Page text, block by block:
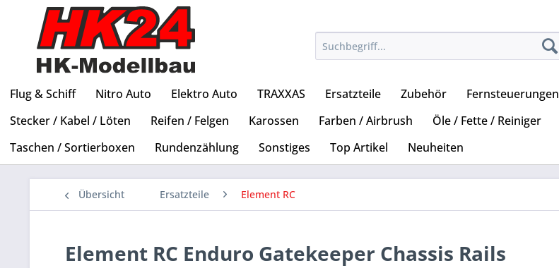
Flug & Schiff Nitro Auto Elektro Auto TRAXXAS Ersatzteile Zubehör Fernsteuerungen
Stecker / Kabel / Löten
Reifen / Felgen Karossen Farben / Airbrush Öle / Fette / Reiniger
Taschen / Sortierboxen
Rundenzählung Sonstiges Top Artikel Neuheiten
Übersicht Ersatzteile Element RC
Element RC Enduro Gatekeeper Chassis Rails